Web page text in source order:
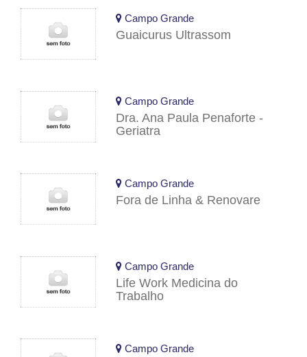
Campo Grande
Guaicurus Ultrassom
Campo Grande
Dra. Ana Paula Penaforte -
Geriatra
Campo Grande
Fora de Linha & Renovare
Campo Grande
Life Work Medicina do
Trabalho
Campo Grande